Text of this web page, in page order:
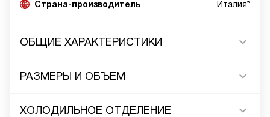
Страна-производитель Италия*
ОБЩИЕ ХАРАКТЕРИСТИКИ
РАЗМЕРЫ И ОБЪЕМ
ХОЛОДИЛЬНОЕ ОТДЕЛЕНИЕ